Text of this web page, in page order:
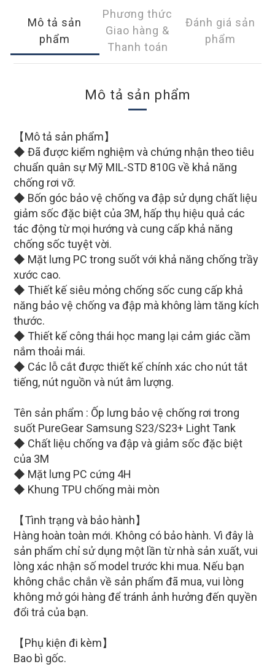
Mô tả sản
phẩm
Phương thức
Giao hàng &
Thanh toán
Đánh giá sản
phẩm
Mô tả sản phẩm
【Mô tả sản phẩm】
◆ Đã được kiểm nghiệm và chứng nhận theo tiêu
chuẩn quân sự Mỹ MIL-STD 810G về khả năng
chống rơi vỡ.
◆ Bốn góc bảo vệ chống va đập sử dụng chất liệu
giảm sốc đặc biệt của 3M, hấp thụ hiệu quả các
tác động từ mọi hướng và cung cấp khả năng
chống sốc tuyệt vời.
◆ Mặt lưng PC trong suốt với khả năng chống trầy
xước cao.
◆ Thiết kế siêu mỏng chống sốc cung cấp khả
năng bảo vệ chống va đập mà không làm tăng kích
thước.
◆ Thiết kế công thái học mang lại cảm giác cầm
nắm thoải mái.
◆ Các lỗ cắt được thiết kế chính xác cho nút tắt
tiếng, nút nguồn và nút âm lượng.
Tên sản phẩm : Ốp lưng bảo vệ chống rơi trong
suốt PureGear Samsung S23/S23+ Light Tank
◆ Chất liệu chống va đập và giảm sốc đặc biệt
của 3M
◆ Mặt lưng PC cứng 4H
◆ Khung TPU chống mài mòn
【Tình trạng và bảo hành】
Hàng hoàn toàn mới. Không có bảo hành. Vì đây là
sản phẩm chỉ sử dụng một lần từ nhà sản xuất, vui
lòng xác nhận số model trước khi mua. Nếu bạn
không chắc chắn về sản phẩm đã mua, vui lòng
không mở gói hàng để tránh ảnh hưởng đến quyền
đổi trả của bạn.
【Phụ kiện đi kèm】
Bao bì gốc.